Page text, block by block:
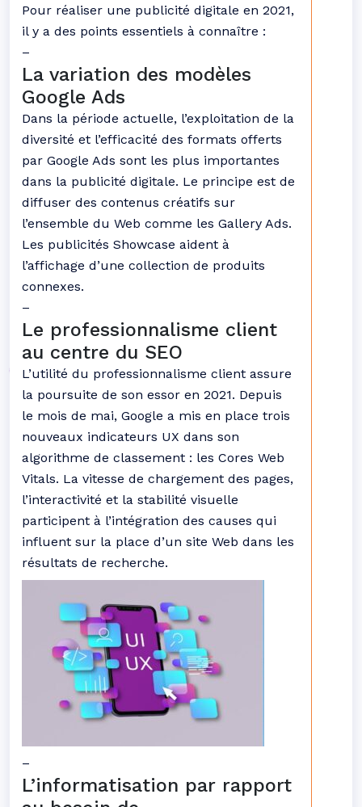
Pour réaliser une publicité digitale en 2021,
il y a des points essentiels à connaître :
–
La variation des modèles
Google Ads
Dans la période actuelle, l’exploitation de la
diversité et l’efficacité des formats offerts
par Google Ads sont les plus importantes
dans la publicité digitale. Le principe est de
diffuser des contenus créatifs sur
l’ensemble du Web comme les Gallery Ads.
Les publicités Showcase aident à
l’affichage d’une collection de produits
connexes.
–
Le professionnalisme client
au centre du SEO
L’utilité du professionnalisme client assure
la poursuite de son essor en 2021. Depuis
le mois de mai, Google a mis en place trois
nouveaux indicateurs UX dans son
algorithme de classement : les Cores Web
Vitals. La vitesse de chargement des pages,
l’interactivité et la stabilité visuelle
participent à l’intégration des causes qui
influent sur la place d’un site Web dans les
résultats de recherche.
–
L’informatisation par rapport